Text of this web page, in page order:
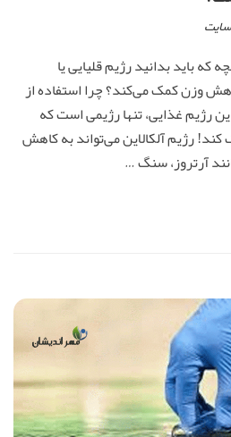
که باید بدانید رژیم قلیایی یا
وزن کمک می‌کند؟ چرا استفاده از
رژیم غذایی، تنها رژیمی است که
رژیم آلکالاین می‌تواند به کاهش
آرتروز، سنگ …